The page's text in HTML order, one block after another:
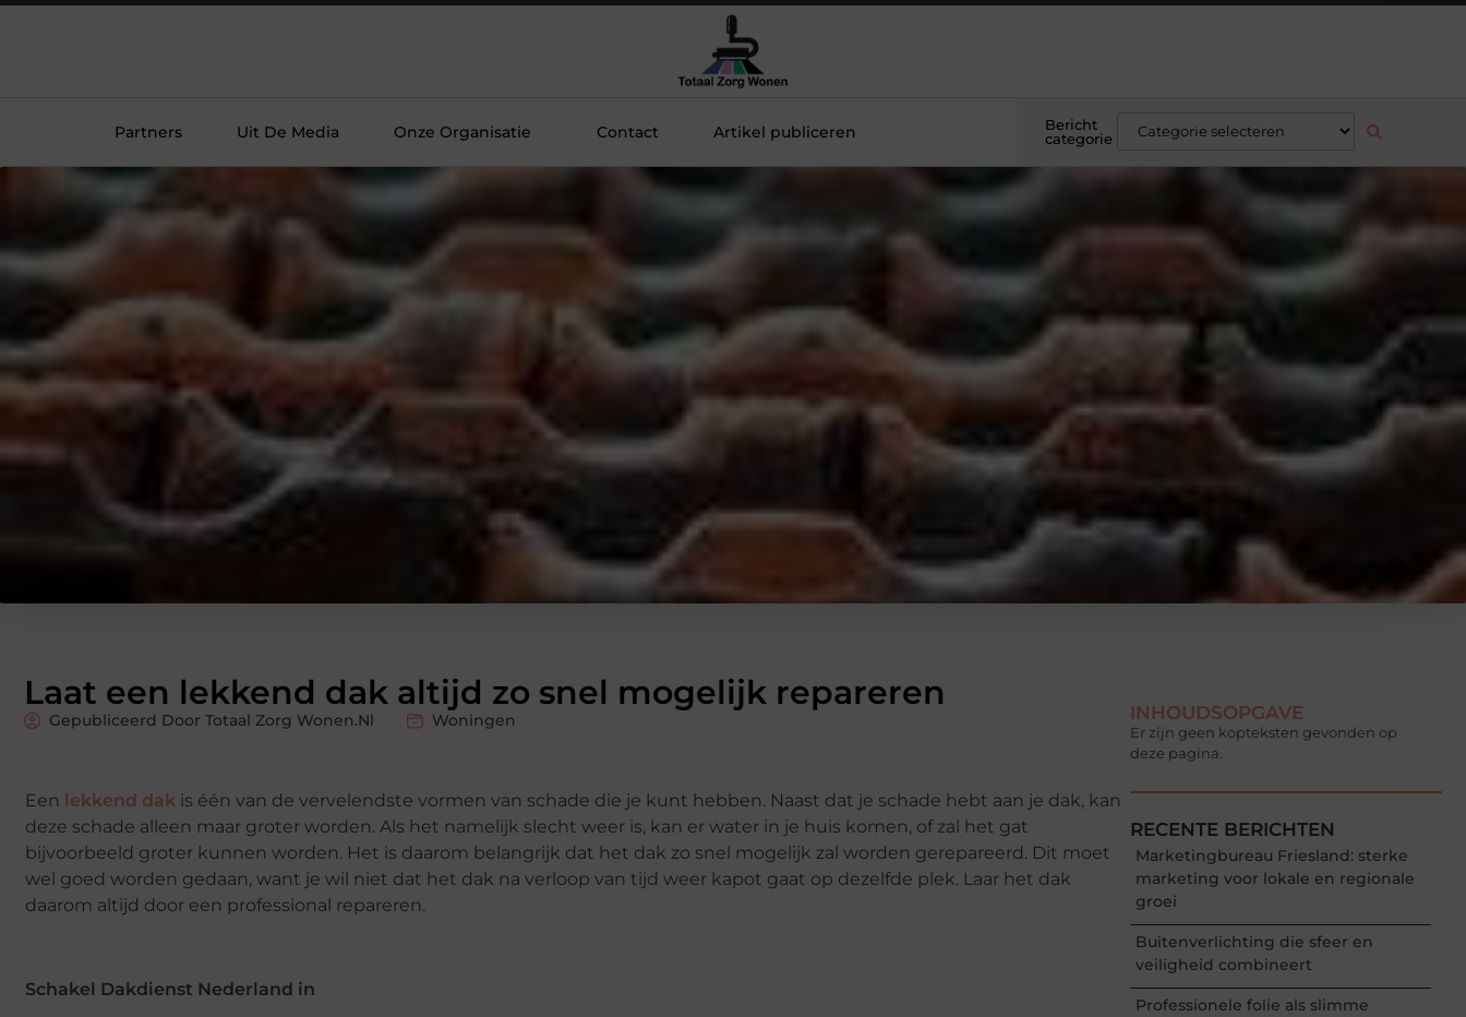
Partners Uit De Media Onze Organisatie Contact Artikel publiceren
Bericht
categorie
Laat een lekkend dak altijd zo snel mogelijk repareren
Gepubliceerd Door Totaal Zorg Wonen.nl Woningen
Een lekkend dak is één van de vervelendste vormen van schade die je kunt hebben. Naast dat je schade hebt aan je dak, kan
deze schade alleen maar groter worden. Als het namelijk slecht weer is, kan er water in je huis komen, of zal het gat
bijvoorbeeld groter kunnen worden. Het is daarom belangrijk dat het dak zo snel mogelijk zal worden gerepareerd. Dit moet
wel goed worden gedaan, want je wil niet dat het dak na verloop van tijd weer kapot gaat op dezelfde plek. Laar het dak
daarom altijd door een professional repareren.
Schakel Dakdienst Nederland in
INHOUDSOPGAVE
Er zijn geen kopteksten gevonden op
deze pagina.
RECENTE BERICHTEN
Marketingbureau Friesland: sterke
marketing voor lokale en regionale
groei
Buitenverlichting die sfeer en
veiligheid combineert
Professionele folie als slimme